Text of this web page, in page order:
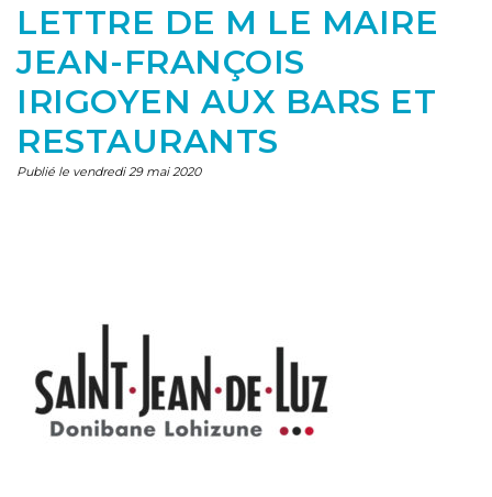
LETTRE DE M LE MAIRE
JEAN-FRANÇOIS
IRIGOYEN AUX BARS ET
RESTAURANTS
Publié le vendredi 29 mai 2020